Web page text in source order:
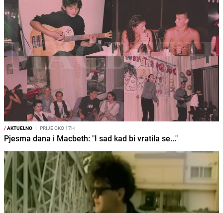
/AKTUELNO I PRIJE OKO 17H
Pjesma dana i Macbeth: "I sad kad bi vratila se..."